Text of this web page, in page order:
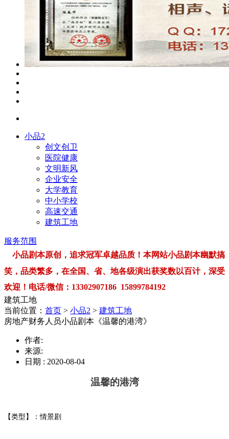
小品2
创文创卫
医院健康
文明新风
企业安全
大学教育
中小学校
高速交通
建筑工地
服务范围
小品剧本原创，追求冠军卓越品质！本网站小品剧本幽默搞
笑，品类繁多，在全国、省、地各级演出获奖数以百计，深受
欢迎！电话/微信：13302907186 15899784192
建筑工地
当前位置： 首页 > 小品2 > 建筑工地
房地产财务人员小品剧本《温馨的港湾》
作者:
来源:
日期 : 2020-08-04
温馨的港湾
【类型】：情景剧